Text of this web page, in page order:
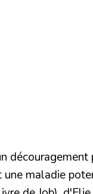
maladie